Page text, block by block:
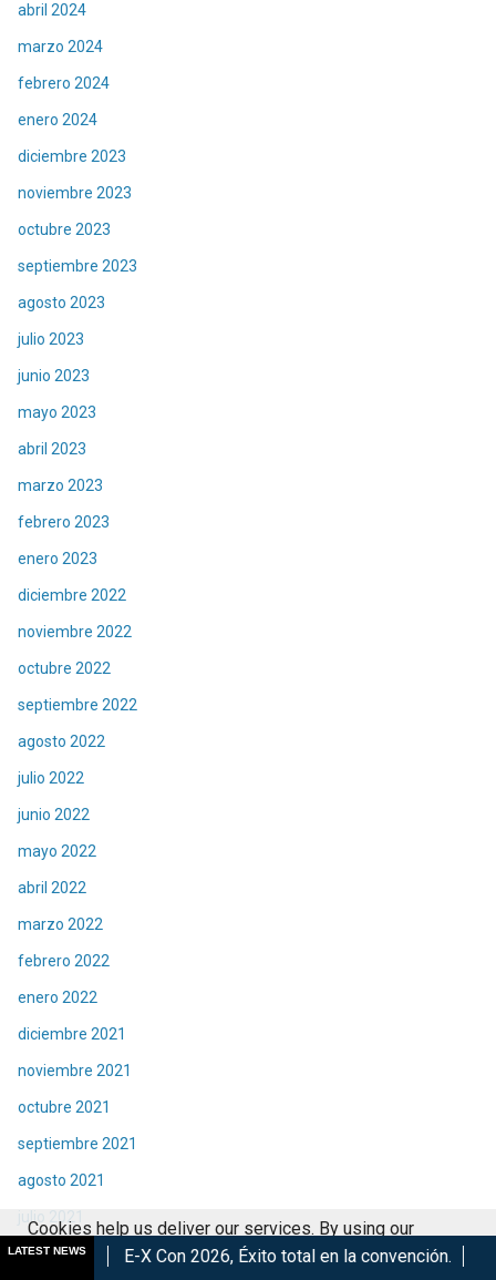
abril 2024
marzo 2024
febrero 2024
enero 2024
diciembre 2023
noviembre 2023
octubre 2023
septiembre 2023
agosto 2023
julio 2023
junio 2023
mayo 2023
abril 2023
marzo 2023
febrero 2023
enero 2023
diciembre 2022
noviembre 2022
octubre 2022
septiembre 2022
agosto 2022
julio 2022
junio 2022
mayo 2022
abril 2022
marzo 2022
febrero 2022
enero 2022
diciembre 2021
noviembre 2021
octubre 2021
septiembre 2021
agosto 2021
junio 2021
LATEST NEWS
Con 2026, Éxito total en la convención. Los Mejores Años
Cookies help us deliver our services. By using our
services, you agree to our use of cookies.
Got it